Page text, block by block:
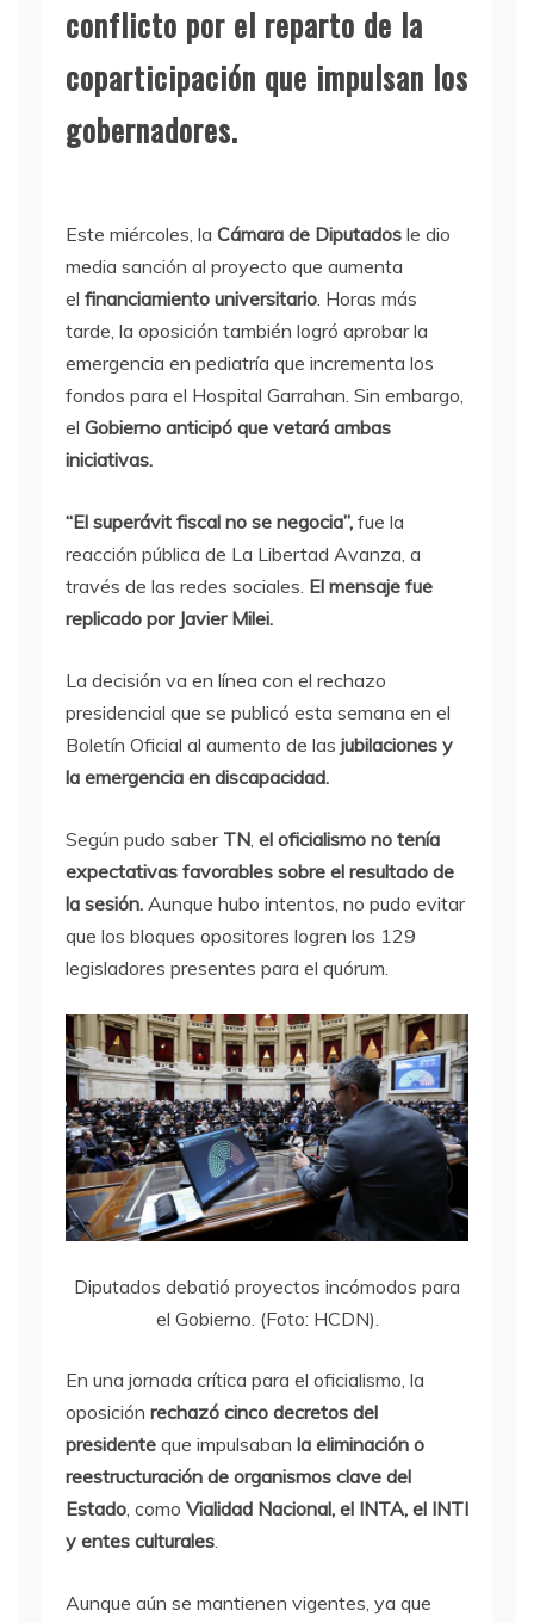
conflicto por el reparto de la
coparticipación que impulsan los
gobernadores.
Este miércoles, la Cámara de Diputados le dio
media sanción al proyecto que aumenta
el financiamiento universitario. Horas más
tarde, la oposición también logró aprobar la
emergencia en pediatría que incrementa los
fondos para el Hospital Garrahan. Sin embargo,
el Gobierno anticipó que vetará ambas
iniciativas.
“El superávit fiscal no se negocia”, fue la
reacción pública de La Libertad Avanza, a
través de las redes sociales. El mensaje fue
replicado por Javier Milei.
La decisión va en línea con el rechazo
presidencial que se publicó esta semana en el
Boletín Oficial al aumento de las jubilaciones y
la emergencia en discapacidad.
Según pudo saber TN, el oficialismo no tenía
expectativas favorables sobre el resultado de
la sesión. Aunque hubo intentos, no pudo evitar
que los bloques opositores logren los 129
legisladores presentes para el quórum.
Diputados debatió proyectos incómodos para
el Gobierno. (Foto: HCDN).
En una jornada crítica para el oficialismo, la
oposición rechazó cinco decretos del
presidente que impulsaban la eliminación o
reestructuración de organismos clave del
Estado, como Vialidad Nacional, el INTA, el INTI
y entes culturales.
Aunque aún se mantienen vigentes, ya que